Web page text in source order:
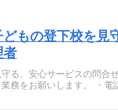
もの登下校を見
者
守る、安心サービスの問合
します。 ・電話応対（受発信）